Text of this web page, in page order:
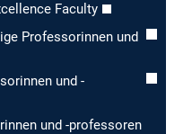
Faculty
Professorinnen und
und -
und -professoren